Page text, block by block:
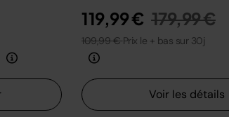
119,99 € Prix réduit
179,99 €au
109,99 €Prix le + bas sur 30j
Voir les détails